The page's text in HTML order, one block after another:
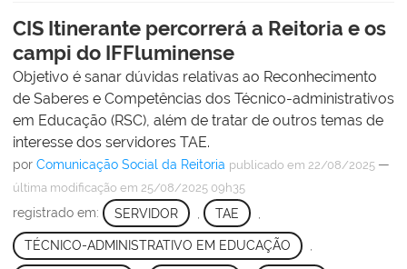
CIS Itinerante percorrerá a Reitoria e os
campi do IFFluminense
Objetivo é sanar dúvidas relativas ao Reconhecimento
de Saberes e Competências dos Técnico-administrativos
em Educação (RSC), além de tratar de outros temas de
interesse dos servidores TAE.
por Comunicação Social da Reitoria publicado em 22/08/2025 —
última modificação em 25/08/2025 09h35
registrado em: SERVIDOR TAE
TÉCNICO-ADMINISTRATIVO EM EDUCAÇÃO ,